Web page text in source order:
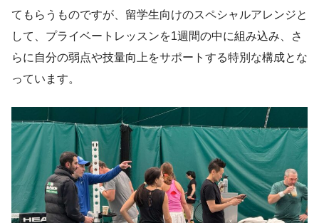
てもらうものですが、留学生向けのスペシャルアレンジと
して、プライベートレッスンを1週間の中に組み込み、さ
らに自分の弱点や技量向上をサポートする特別な構成とな
っています。